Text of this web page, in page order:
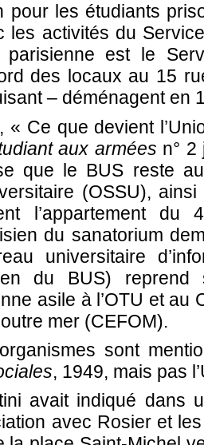
pour les étudiants
les activités du
parisienne est le
des locaux au 15
– déménagent en
« Ce que devient
aux armées n° 2
que le BUS reste
(OSSU),
l’appartement
du sanatorium
universitaire
du BUS)
asile à l’OTU et au
mer (CEFOM).
sont
, 1949, mais pas
avait indiqué dans
avec Rosier et